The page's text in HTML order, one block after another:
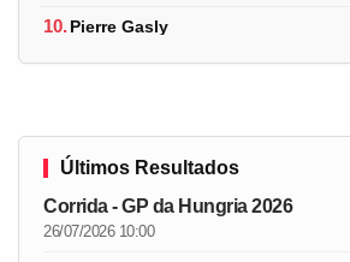
10.Pierre Gasly
Últimos Resultados
Corrida - GP da Hungria 2026
26/07/2026 10:00